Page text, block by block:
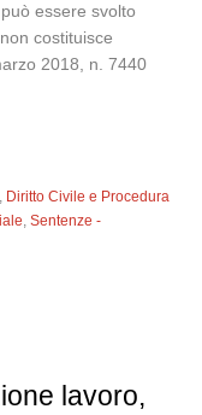
essere svolto
costituisce
2018, n. 7440
, Diritto Civile e Procedura
,Sentenze -
lavoro,